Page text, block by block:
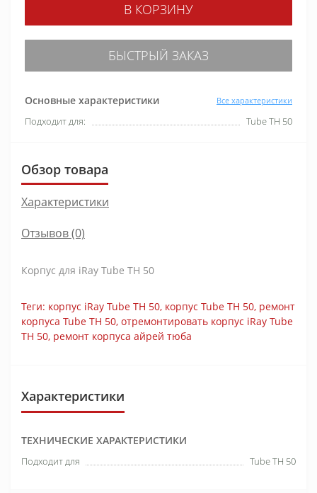
Основные характеристики Все характеристики
Подходит для: Tube TH 50
В КОРЗИНУ
БЫСТРЫЙ ЗАКАЗ
Обзор товара
Характеристики
Отзывов (0)
Корпус для iRay Tube TH 50
Теги: корпус iRay Tube TH 50, корпус Tube TH 50, ремонт
корпуса Tube TH 50, отремонтировать корпус iRay Tube
TH 50, ремонт корпуса айрей тюба
Характеристики
ТЕХНИЧЕСКИЕ ХАРАКТЕРИСТИКИ
Подходит для Tube TH 50